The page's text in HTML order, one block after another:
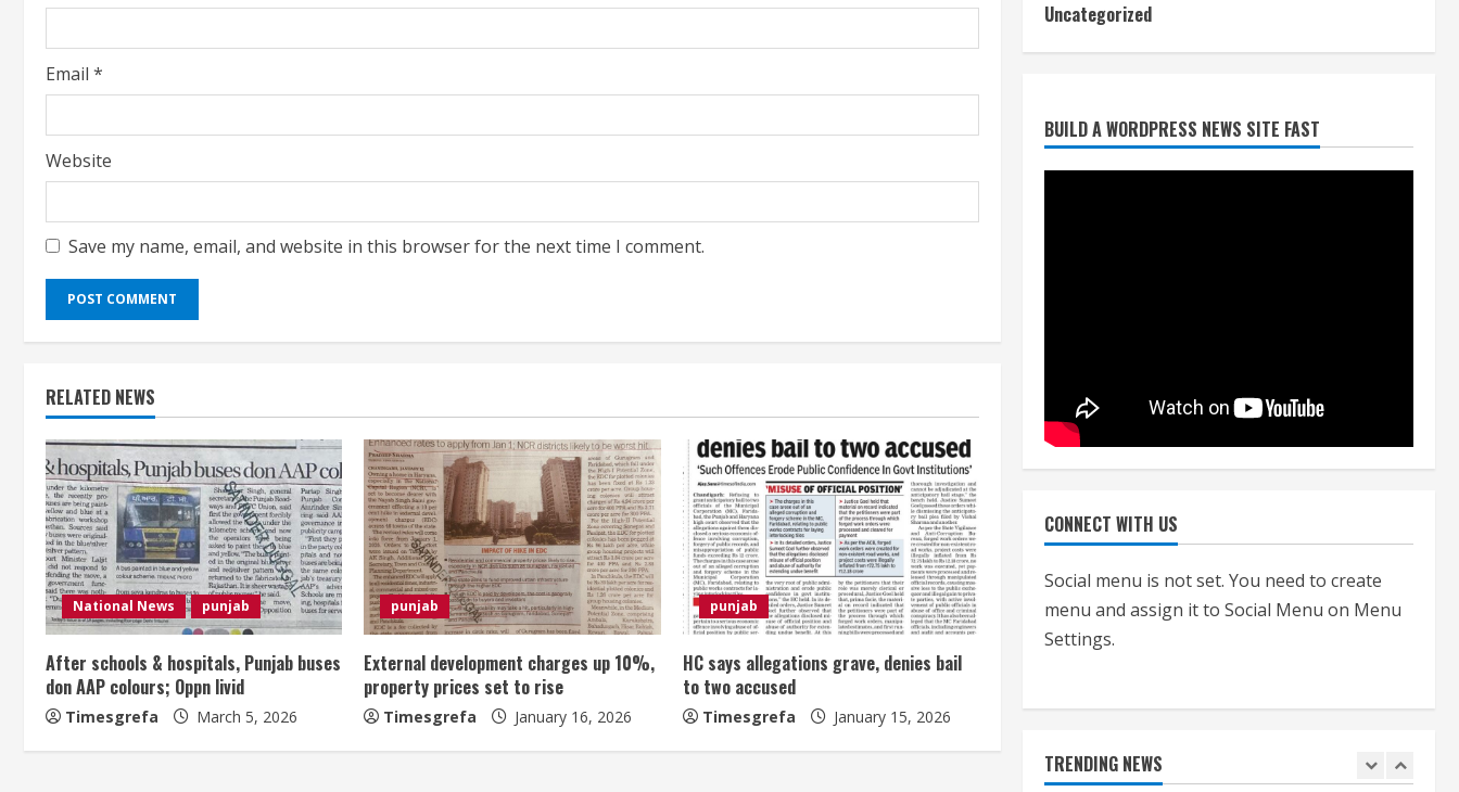
Email *
Website
Save my name, email, and website in this browser for the next time I comment.
RELATED NEWS
National News punjab
After schools & hospitals, Punjab buses
don AAP colours; Oppn livid
Timesgrefa March 5, 2026
punjab
External development charges up 10%,
property prices set to rise
Timesgrefa January 16, 2026
punjab
HC says allegations grave, denies bail
to two accused
Timesgrefa January 15, 2026
Uncategorized
BUILD A WORDPRESS NEWS SITE FAST
CONNECT WITH US
Social menu is not set. You need to create
menu and assign it to Social Menu on Menu
Settings.
TRENDING NEWS
को वापस नहीं जमा कराया तो कट
जाएगा वोट
4
नियमों के अनुरूप होगी हैंडओवर की
प्रक्रियाः आयुक्त
5
मिलेगा प्रमाणपत्र
July 24, 2026
1
निधन